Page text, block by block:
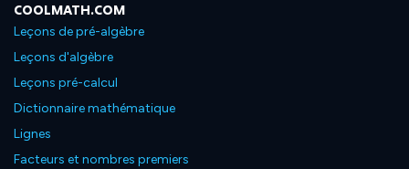
COOLMATH.COM
Leçons de pré-algèbre
Leçons d'algèbre
Leçons pré-calcul
Dictionnaire mathématique
Lignes
Facteurs et nombres premiers